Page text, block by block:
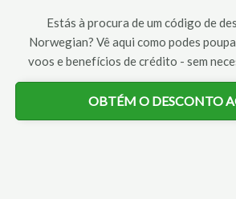
Estás à procura de um código de
Norwegian? Vê aqui como podes
voos e benefícios de crédito - sem
OBTÉM O DESCONTO